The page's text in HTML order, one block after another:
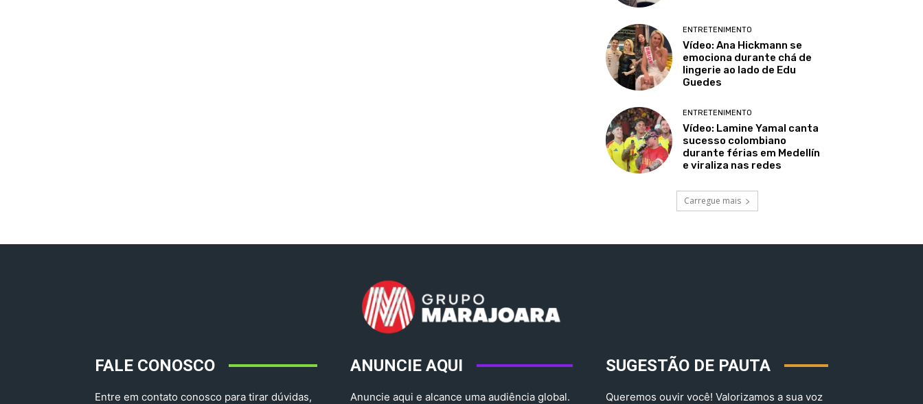
ENTRETENIMENTO
Vídeo: Ana Hickmann se
emociona durante chá de
lingerie ao lado de Edu
Guedes
ENTRETENIMENTO
Vídeo: Lamine Yamal canta
sucesso colombiano
durante férias em Medellín
e viraliza nas redes
Carregue mais
FALE CONOSCO
Entre em contato conosco para tirar dúvidas,
ANUNCIE AQUI
Anuncie aqui e alcance uma audiência global.
SUGESTÃO DE PAUTA
Queremos ouvir você! Valorizamos a sua voz